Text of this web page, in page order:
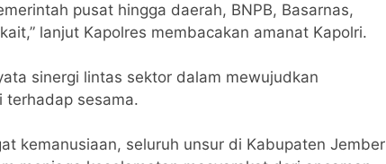
pusat hingga daerah, BNPB, Basarnas,
lanjut Kapolres membacakan amanat Kapolri.
sinergi lintas sektor dalam mewujudkan
terhadap sesama.
kemanusiaan, seluruh unsur di Kabupaten Jember